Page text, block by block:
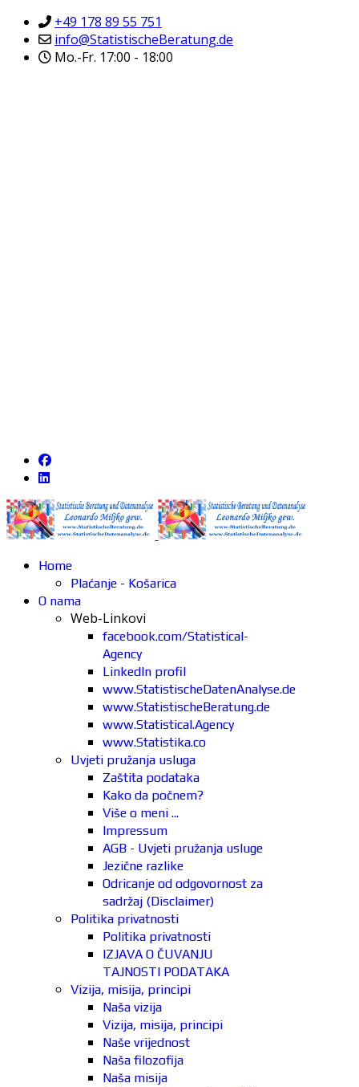
+49 178 89 55 751
info@StatistischeBeratung.de
Mo.-Fr. 17:00 - 18:00
Home
Plaćanje - Košarica
O nama
Web-Linkovi
facebook.com/Statistical-
Agency
LinkedIn profil
www.StatistischeDatenAnalyse.de
www.StatistischeBeratung.de
www.Statistical.Agency
www.Statistika.co
Uvjeti pružanja usluga
Zaštita podataka
Kako da počnem?
Više o meni ...
Impressum
AGB - Uvjeti pružanja usluge
Jezične razlike
Odricanje od odgovornost za
sadržaj (Disclaimer)
Politika privatnosti
Politika privatnosti
IZJAVA O ČUVANJU
TAJNOSTI PODATAKA
Vizija, misija, principi
Naša vizija
Vizija, misija, principi
Naše vrijednost
Naša filozofija
Naša misija